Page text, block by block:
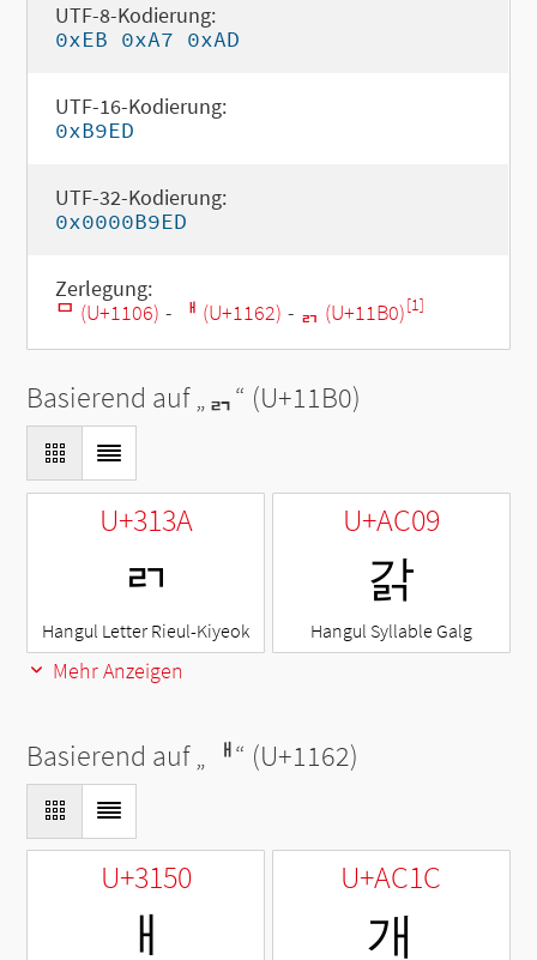
UTF-8-Kodierung:
0xEB 0xA7 0xAD
UTF-16-Kodierung:
0xB9ED
UTF-32-Kodierung:
0x0000B9ED
Zerlegung:
ᄆ (U+1106) - ᅢ (U+1162) - ᆰ (U+11B0)[1]
Basierend auf „ᆰ“ (U+11B0)
U+313A
ㄺ
Hangul Letter Rieul-Kiyeok
U+AC09
갉
Hangul Syllable Galg
Mehr Anzeigen
Basierend auf „ ᅢ“ (U+1162)
U+3150
ㅐ
U+AC1C
개